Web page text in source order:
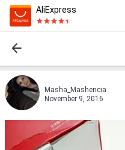
AliExpress
Masha_Mashenciа
November 9, 2016